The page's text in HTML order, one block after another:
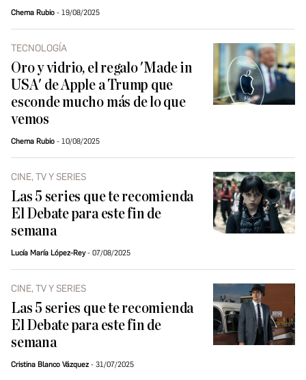
Chema Rubio 19/08/2025
TECNOLOGÍA
Oro y vidrio, el regalo 'Made in
USA' de Apple a Trump que
esconde mucho más de lo que
vemos
Chema Rubio 10/08/2025
CINE, TV Y SERIES
Las 5 series que te recomienda
El Debate para este fin de
semana
Lucía María López-Rey 07/08/2025
CINE, TV Y SERIES
Las 5 series que te recomienda
El Debate para este fin de
semana
Cristina Blanco Vázquez 31/07/2025